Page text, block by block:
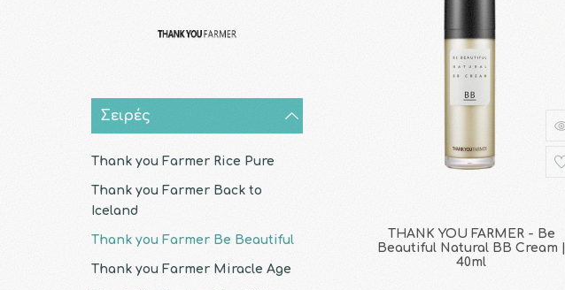
Σειρές
Thank you Farmer Rice Pure
Thank you Farmer Back to
Iceland
Thank you Farmer Be Beautiful
Thank you Farmer Miracle Age
THANK YOU FARMER - Be
Beautiful Natural BB Cream |
40ml